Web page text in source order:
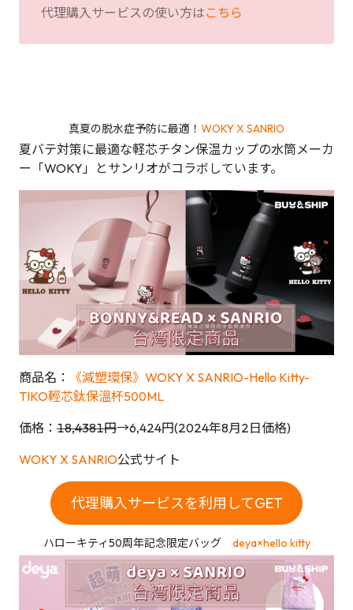
代理購入サービスの使い方は こちら
真夏の脱水症予防に最適！ WOKY X SANRIO
夏バテ対策に最適な軽芯チタン保温カップの水筒メーカ
ー「WOKY」とサンリオがコラボしています。
商品名：
《減塑環保》WOKY X SANRIO-Hello Kitty-
TIKO輕芯鈦保溫杯500ML
価格： 18,4381円→6,424円(2024年8月2日価格)
WOKY X SANRIO公式サイト
代理購入サービスを利用してGET
ハローキティ50周年記念限定バッグ deya×hello kitty